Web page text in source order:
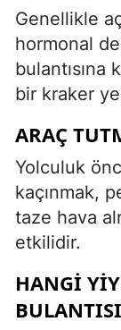
Genellikle
hormonal
bulantısına
bir kraker
ARAÇ
Yolculuk
kaçınmak,
taze hava
etkilidir.
HANGI